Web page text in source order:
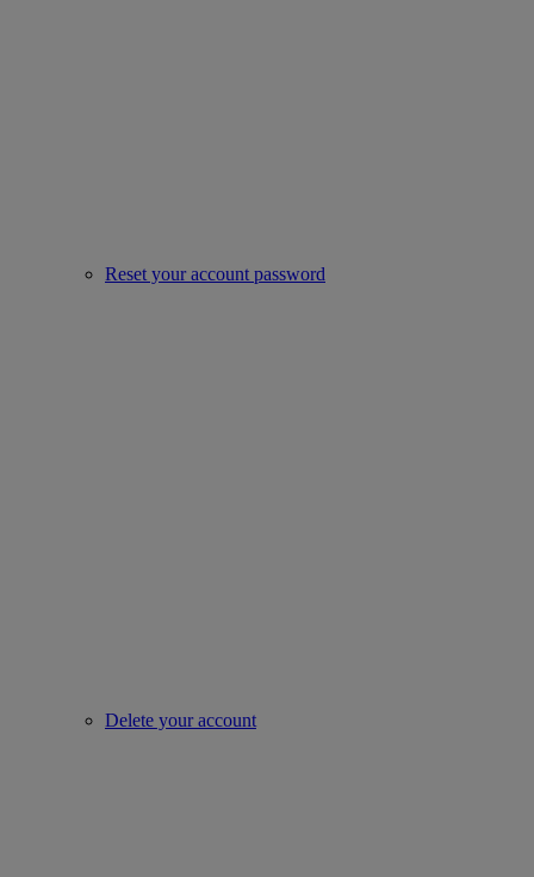
Reset your account password
Delete your account